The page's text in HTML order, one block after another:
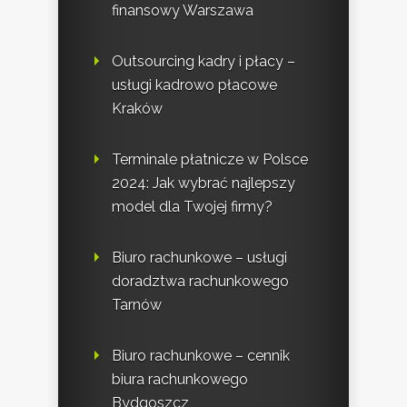
finansowy Warszawa
Outsourcing kadry i płacy –
usługi kadrowo płacowe
Kraków
Terminale płatnicze w Polsce
2024: Jak wybrać najlepszy
model dla Twojej firmy?
Biuro rachunkowe – usługi
doradztwa rachunkowego
Tarnów
Biuro rachunkowe – cennik
biura rachunkowego
Bydgoszcz